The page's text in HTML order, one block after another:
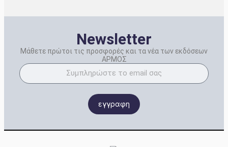
Newsletter
Μάθετε πρώτοι τις προσφορές και τα νέα των εκδόσεων
ΑΡΜΟΣ
εγγραφη